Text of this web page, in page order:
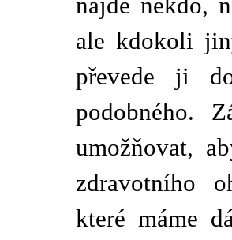
najde někdo,
ale kdokoli
převede ji
podobného.
umožňovat,
zdravotního
které máme